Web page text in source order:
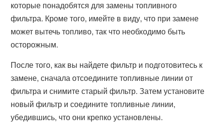
которые понадобятся для замены топливного
фильтра. Кроме того, имейте в виду, что при замене
может вытечь топливо, так что необходимо быть
осторожным.
После того, как вы найдете фильтр и подготовитесь к
замене, сначала отсоедините топливные линии от
фильтра и снимите старый фильтр. Затем установите
новый фильтр и соедините топливные линии,
убедившись, что они крепко установлены.